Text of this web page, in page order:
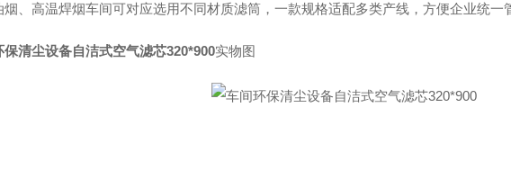
烟、高温焊烟车间可对应选用不同材质滤筒，一款规格适配多类产线，方便企业统一
保清尘设备自洁式空气滤芯320*900实物图